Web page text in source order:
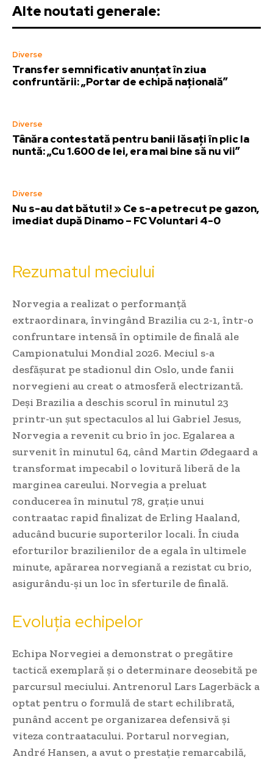
Alte noutati generale:
Diverse
Transfer semnificativ anunțat în ziua
confruntării: „Portar de echipă națională”
Diverse
Tânăra contestată pentru banii lăsați în plic la
nuntă: „Cu 1.600 de lei, era mai bine să nu vii”
Diverse
Nu s-au dat bătuti! » Ce s-a petrecut pe gazon,
imediat după Dinamo – FC Voluntari 4-0
Rezumatul meciului
Norvegia a realizat o performanță
extraordinara, învingând Brazilia cu 2-1, într-o
confruntare intensă în optimile de finală ale
Campionatului Mondial 2026. Meciul s-a
desfășurat pe stadionul din Oslo, unde fanii
norvegieni au creat o atmosferă electrizantă.
Deși Brazilia a deschis scorul în minutul 23
printr-un șut spectaculos al lui Gabriel Jesus,
Norvegia a revenit cu brio în joc. Egalarea a
survenit în minutul 64, când Martin Ødegaard a
transformat impecabil o lovitură liberă de la
marginea careului. Norvegia a preluat
conducerea în minutul 78, grație unui
contraatac rapid finalizat de Erling Haaland,
aducând bucurie suporterilor locali. În ciuda
eforturilor brazilienilor de a egala în ultimele
minute, apărarea norvegiană a rezistat cu brio,
asigurându-și un loc în sferturile de finală.
Evoluția echipelor
Echipa Norvegiei a demonstrat o pregătire
tactică exemplară și o determinare deosebită pe
parcursul meciului. Antrenorul Lars Lagerbäck a
optat pentru o formulă de start echilibrată,
punând accent pe organizarea defensivă și
viteza contraatacului. Portarul norvegian,
André Hansen, a avut o prestație remarcabilă,